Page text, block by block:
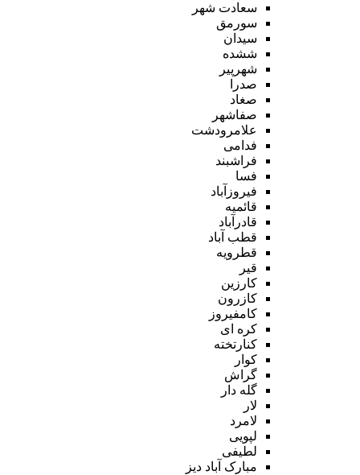
سعادت شهر
سورمق
سیدان
ششده
شهرپیر
صدرا
صغاد
صفاشهر
علامرودشت
فدامی
فراشبند
فسا
فیروزآباد
قائمیه
قادرآباد
قطب آباد
قطرویه
قیر
کارزین
کازرون
کامفیروز
کره ای
کنارتخته
کوار
گراش
گله دار
لار
لامرد
لپویی
لطیفی
مبارک آباد دیز